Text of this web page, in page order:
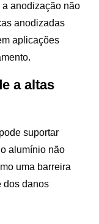
anodização não
anodizadas
aplicações
a altas
suportar
alumínio não
uma barreira
dos danos